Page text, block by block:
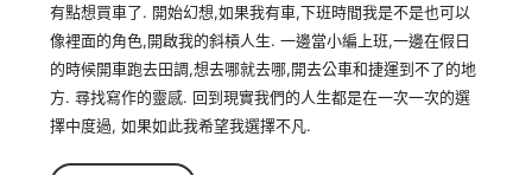
有點想買車了. 開始幻想,如果我有車,下班時間我是不是也可以
像裡面的角色,開啟我的斜槓人生. 一邊當小編上班,一邊在假日
的時候開車跑去田調,想去哪就去哪,開去公車和捷運到不了的地
方. 尋找寫作的靈感. 回到現實我們的人生都是在一次一次的選
擇中度過, 如果如此我希望我選擇不凡.